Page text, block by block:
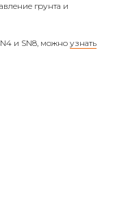
грунта и
и SN8, можно узнать